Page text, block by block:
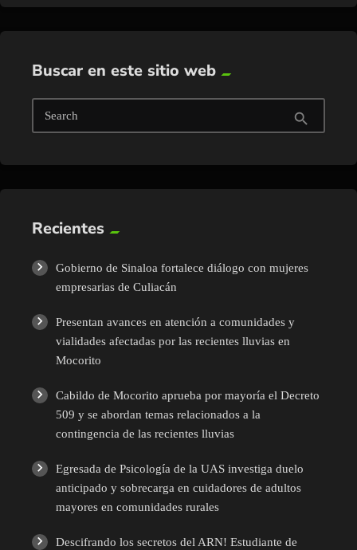
Buscar en este sitio web
Search search
Recientes
Gobierno de Sinaloa fortalece diálogo con mujeres
empresarias de Culiacán
Presentan avances en atención a comunidades y
vialidades afectadas por las recientes lluvias en
Mocorito
Cabildo de Mocorito aprueba por mayoría el Decreto
509 y se abordan temas relacionados a la
contingencia de las recientes lluvias
Egresada de Psicología de la UAS investiga duelo
anticipado y sobrecarga en cuidadores de adultos
mayores en comunidades rurales
Descifrando los secretos del ARN! Estudiante de